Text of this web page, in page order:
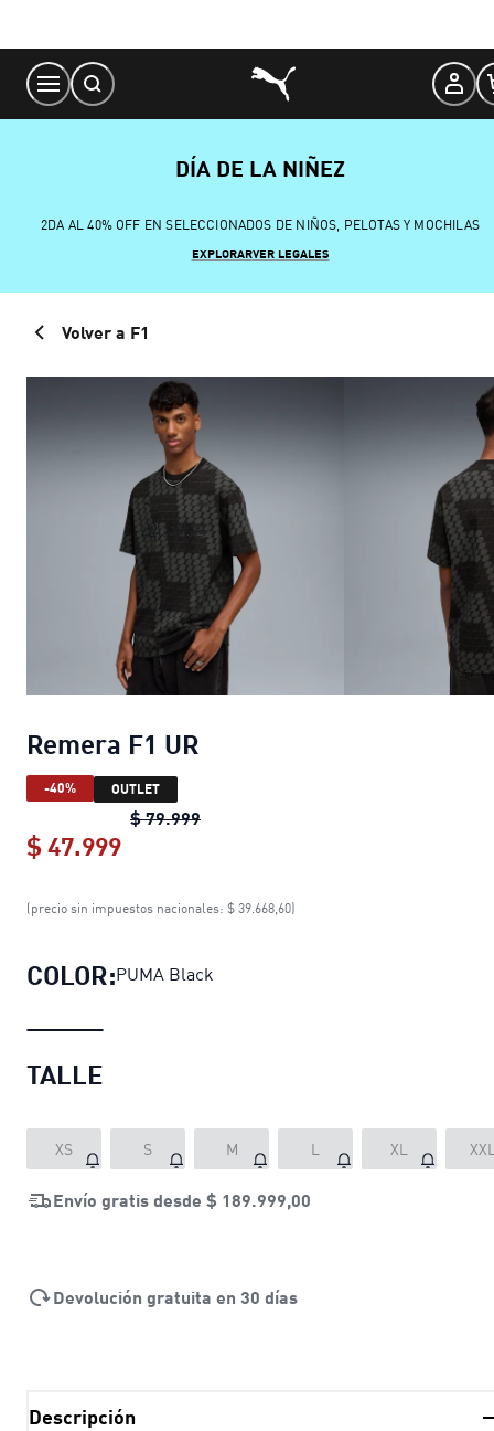
Content
DÍA DE LA NIÑEZ
2DA AL 40% OFF EN SELECCIONADOS DE NIÑOS, PELOTAS Y MOCHILAS
EXPLORARVER LEGALES
Volver a F1
Remera F1 UR
-40% OUTLET
$ 79.999Remera F1 UR
$ 47.999
Remera F1 URcurrent price $ 47.999
(precio sin impuestos nacionales: $ 39.668,60)
COLOR:PUMA Black
TALLE
XS S M L XL
Envío gratis desde $ 189.999,00
Devolución gratuita en 30 días
Descripción